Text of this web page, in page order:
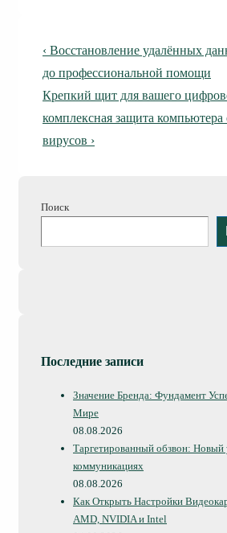
Навигация
по
записям
Предыдущая
запись
‹ Восстановление удалённых
до профессиональной помощи
Следующая
запись
Крепкий щит для вашего
комплексная защита компьютера
вирусов ›
Поиск
Последние записи
Значение Бренда: Фундамент
Мире
08.08.2026
Таргетированный обзвон: Новый
коммуникациях
08.08.2026
Как Открыть Настройки
AMD, NVIDIA и Intel